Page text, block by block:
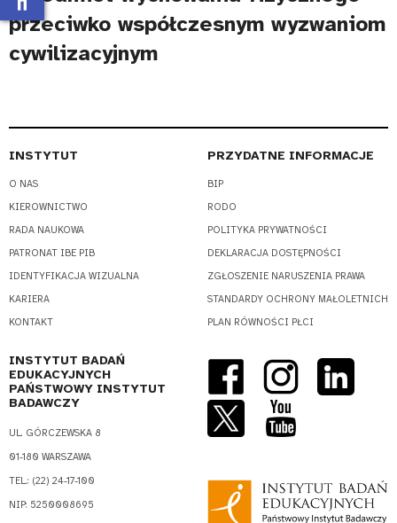
przeciwko współczesnym wyzwaniom
cywilizacyjnym
INSTYTUT
O NAS
KIEROWNICTWO
RADA NAUKOWA
PATRONAT IBE PIB
IDENTYFIKACJA WIZUALNA
KARIERA
KONTAKT
PRZYDATNE INFORMACJE
BIP
RODO
POLITYKA PRYWATNOŚCI
DEKLARACJA DOSTĘPNOŚCI
ZGŁOSZENIE NARUSZENIA PRAWA
STANDARDY OCHRONY MAŁOLETNICH
PLAN RÓWNOŚCI PŁCI
INSTYTUT BADAŃ
EDUKACYJNYCH
PAŃSTWOWY INSTYTUT
BADAWCZY
UL. GÓRCZEWSKA 8
01-180 WARSZAWA
TEL.: (22) 24-17-100
NIP: 5250008695